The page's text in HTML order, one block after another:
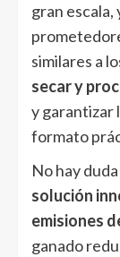
gran escala,
similares a
secar y
y garantizar
formato
No hay
solución
emisiones
ganado